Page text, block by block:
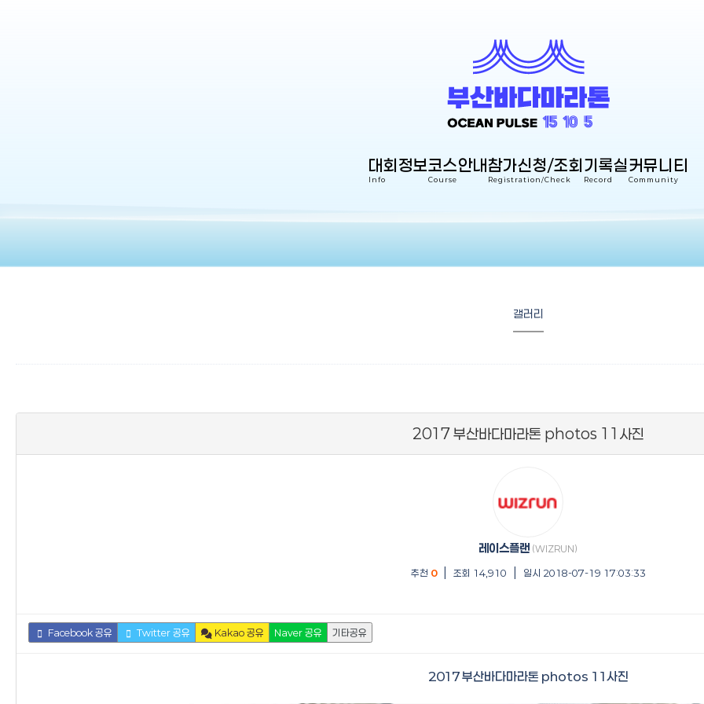
대회정보
Info
코스안내
Course
참가신청/조회
Registration/Check
기록실
Record
커뮤니티
Community
갤러리
2017 부산바다마라톤 photos 11사진
레이스플랜 (WIZRUN)
추천 0 조회 14,910 일시 2018-07-19 17:03:33
Facebook 공유 Twitter 공유 Kakao 공유 Naver 공유 기타공유
2017 부산바다마라톤 photos 11사진